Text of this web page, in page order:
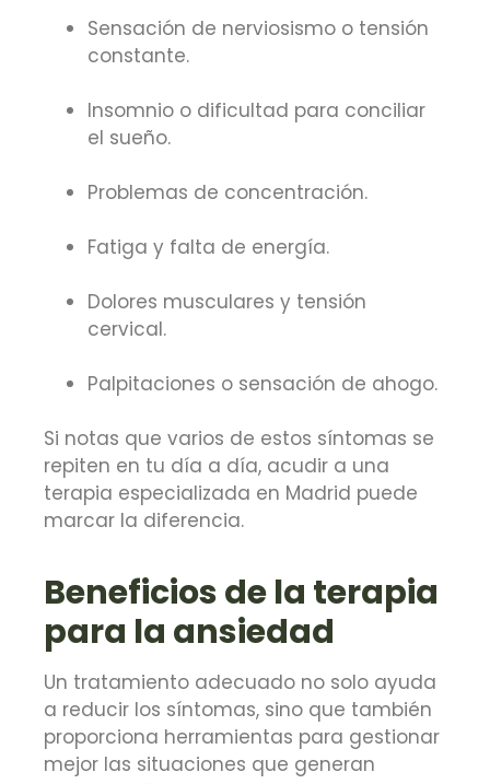
Sensación de nerviosismo o tensión
constante.
Insomnio o dificultad para conciliar
el sueño.
Problemas de concentración.
Fatiga y falta de energía.
Dolores musculares y tensión
cervical.
Palpitaciones o sensación de ahogo.
Si notas que varios de estos síntomas se
repiten en tu día a día, acudir a una
terapia especializada en Madrid puede
marcar la diferencia.
Beneficios de la terapia
para la ansiedad
Un tratamiento adecuado no solo ayuda
a reducir los síntomas, sino que también
proporciona herramientas para gestionar
mejor las situaciones que generan